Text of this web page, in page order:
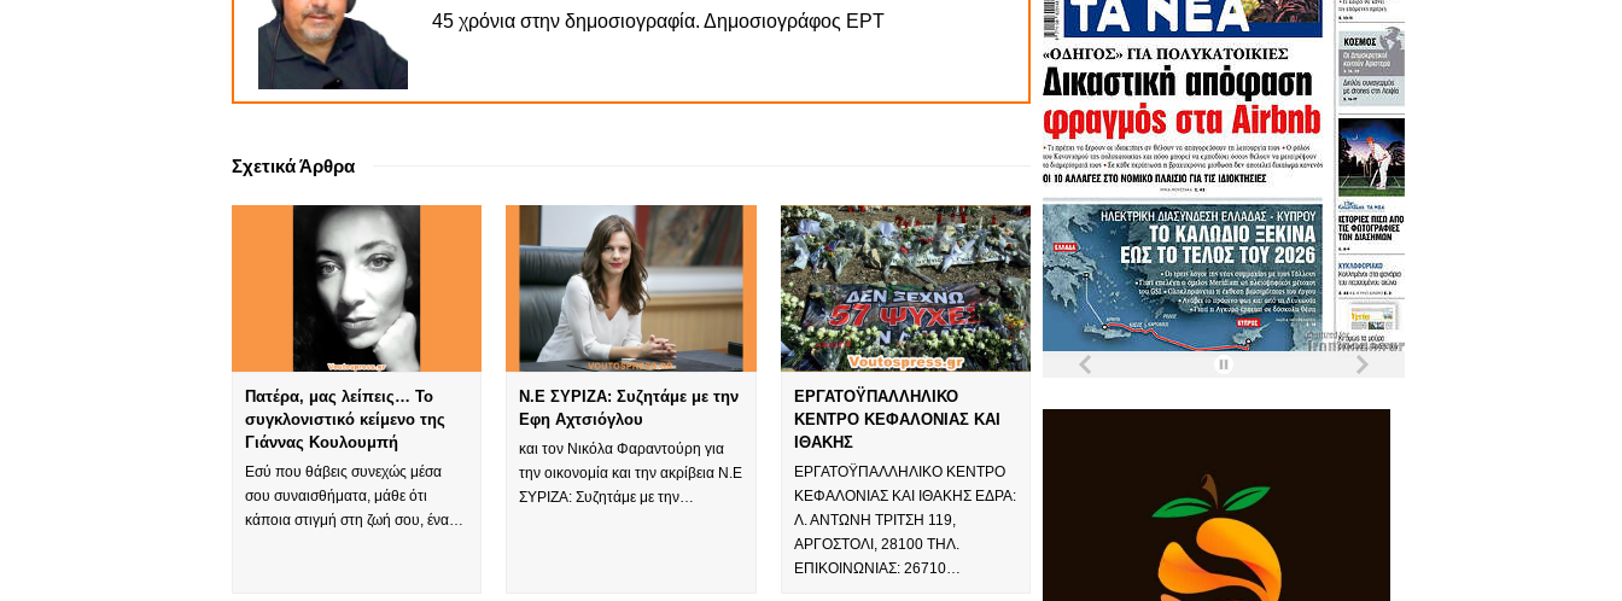
45 χρόνια στην δημοσιογραφία. Δημοσιογράφος ΕΡΤ
Σχετικά Άρθρα
Πατέρα, μας λείπεις… Το
συγκλονιστικό κείμενο της
Γιάννας Κουλουμπή
Εσύ που θάβεις συνεχώς μέσα
σου συναισθήματα, μάθε ότι
κάποια στιγμή στη ζωή σου, ένα…
Ν.Ε ΣΥΡΙΖΑ: Συζητάμε με την
Εφη Αχτσιόγλου
και τον Νικόλα Φαραντούρη για
την οικονομία και την ακρίβεια Ν.Ε
ΣΥΡΙΖΑ: Συζητάμε με την…
ΕΡΓΑΤΟΫΠΑΛΛΗΛΙΚΟ
ΚΕΝΤΡΟ ΚΕΦΑΛΟΝΙΑΣ ΚΑΙ
ΙΘΑΚΗΣ
ΕΡΓΑΤΟΫΠΑΛΛΗΛΙΚΟ ΚΕΝΤΡΟ
ΚΕΦΑΛΟΝΙΑΣ ΚΑΙ ΙΘΑΚΗΣ ΕΔΡΑ:
Λ. ΑΝΤΩΝΗ ΤΡΙΤΣΗ 119,
ΑΡΓΟΣΤΟΛΙ, 28100 ΤΗΛ.
ΕΠΙΚΟΙΝΩΝΙΑΣ: 26710…